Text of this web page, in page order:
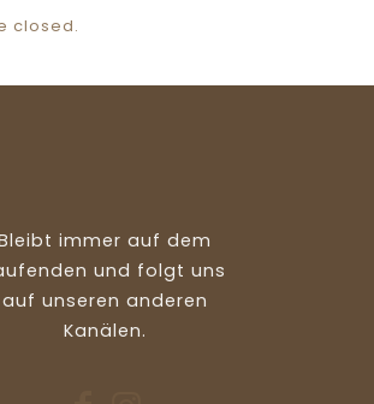
closed.
immer auf dem
und folgt uns
auf unseren anderen
Kanälen.